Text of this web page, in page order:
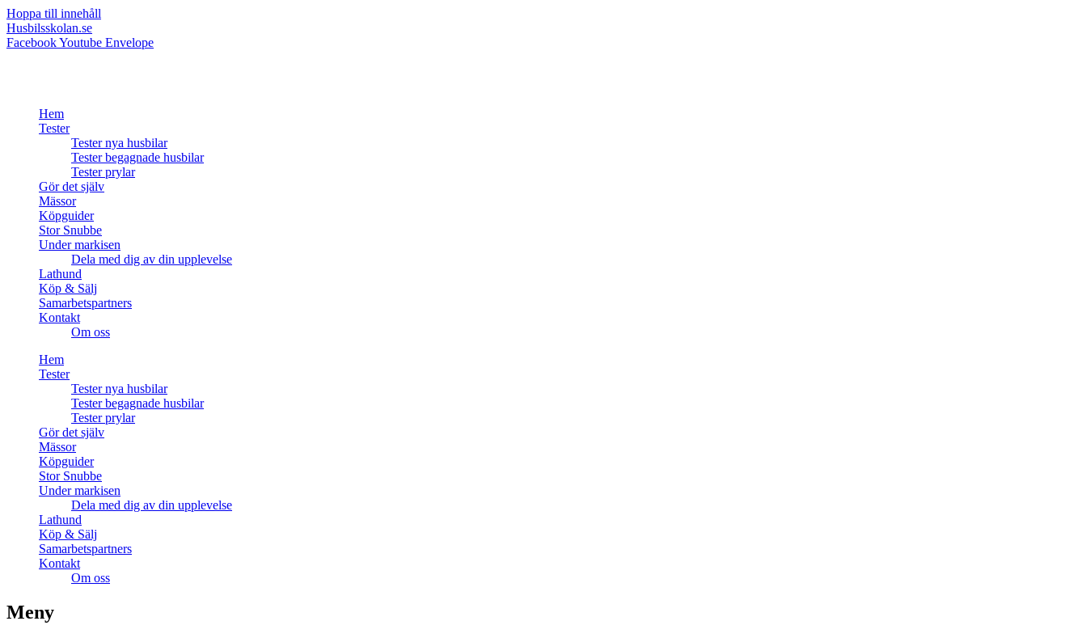
Hoppa till innehåll
Husbilsskolan.se
FacebookYoutube Envelope
Hem
Tester
Tester nya husbilar
Tester begagnade husbilar
Tester prylar
Gör det själv
Mässor
Köpguider
Stor Snubbe
Under markisen
Dela med dig av din upplevelse
Lathund
Köp & Sälj
Samarbetspartners
Kontakt
Om oss
Hem
Tester
Tester nya husbilar
Tester begagnade husbilar
Tester prylar
Gör det själv
Mässor
Köpguider
Stor Snubbe
Under markisen
Dela med dig av din upplevelse
Lathund
Köp & Sälj
Samarbetspartners
Kontakt
Om oss
Meny